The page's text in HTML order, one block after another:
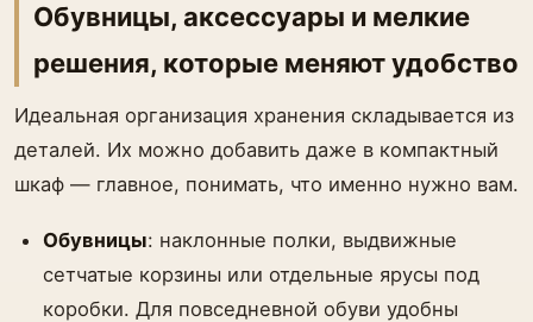
Обувницы, аксессуары и мелкие
решения, которые меняют удобство
Идеальная организация хранения складывается из
деталей. Их можно добавить даже в компактный
шкаф — главное, понимать, что именно нужно вам.
Обувницы: наклонные полки, выдвижные
сетчатые корзины или отдельные ярусы под
коробки. Для повседневной обуви удобны